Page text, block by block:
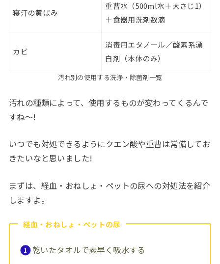
寝汗の黄ばみ
重曹水（500ml水＋大さじ1）
＋食器用洗剤数滴
カビ
消毒用エタノール／酸素系漂
白剤（本体のみ）
汚れ別の使用する洗浄・除菌剤一覧
汚れの種類によって、使用するものが変わってくるんで
すね～!
いつでも対処できるようにクエン酸や重曹は常備してお
きたいなと思いました!
まずは、経血・おねしょ・ペットの尿への対処法を紹介
しますよ。
経血・おねしょ・ペットの尿
乾いたタオルで素早く吸水する